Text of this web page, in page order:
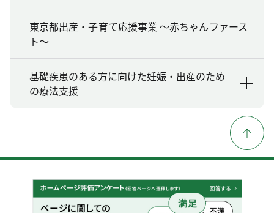
東京都出産・子育て応援事業 ～赤ちゃんファース
ト～
基礎疾患のある方に向けた妊娠・出産のため
の療法支援